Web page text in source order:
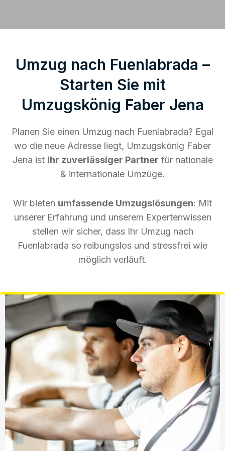
Umzug nach Fuenlabrada –
Starten Sie mit
Umzugskönig Faber Jena
Planen Sie einen Umzug nach Fuenlabrada? Egal
wo die neue Adresse liegt, Umzugskönig Faber
Jena ist Ihr zuverlässiger Partner für nationale
& internationale Umzüge.
Wir bieten umfassende Umzugslösungen: Mit
unserer Erfahrung und unserem Expertenwissen
stellen wir sicher, dass Ihr Umzug nach
Fuenlabrada so reibungslos und stressfrei wie
möglich verläuft.